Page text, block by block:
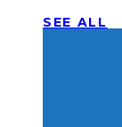
SEE ALL